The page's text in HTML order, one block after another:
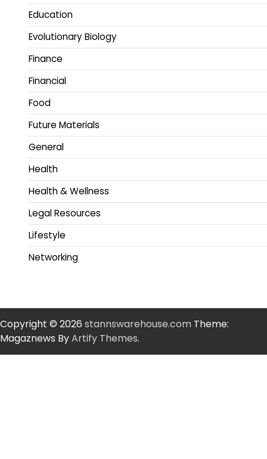
Education
Evolutionary Biology
Finance
Financial
Food
Future Materials
General
Health
Health & Wellness
Legal Resources
Lifestyle
Networking
Copyright © 2026 stannswarehouse.com Theme:
Magaznews ByArtify Themes.